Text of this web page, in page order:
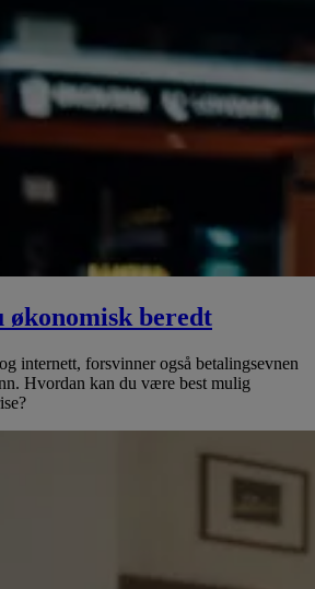
beredt
internett, forsvinner også betalingsevnen
Hvordan kan du være best mulig